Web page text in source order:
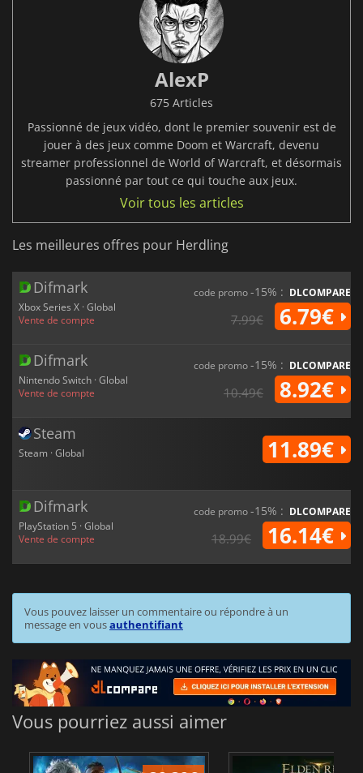
AlexP
675 Articles
Passionné de jeux vidéo, dont le premier souvenir est de
jouer à des jeux comme Doom et Warcraft, devenu
streamer professionnel de World of Warcraft, et désormais
passionné par tout ce qui touche aux jeux.
Voir tous les articles
Les meilleures offres pour Herdling
Difmark
Xbox Series X · Global
Vente de compte
code promo-15% : DLCOMPARE
7.99€ 6.79€
Difmark
Nintendo Switch · Global
Vente de compte
code promo-15% : DLCOMPARE
10.49€ 8.92€
Steam
Steam · Global 11.89€
Difmark
PlayStation 5 · Global
Vente de compte
code promo-15% : DLCOMPARE
18.99€ 16.14€
Vous pouvez laisser un commentaire ou répondre à un
message en vousauthentifiant
Vous pourriez aussi aimer